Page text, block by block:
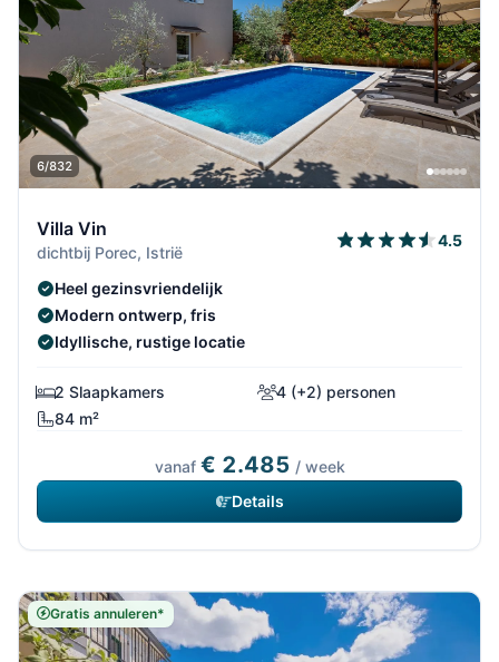
6/832
Villa Vin
dichtbij Porec, Istrië
4.5
Heel gezinsvriendelijk
Modern ontwerp, fris
Idyllische, rustige locatie
2 Slaapkamers
4 (+2) personen
84 m²
vanaf € 2.485 / week
Details
Gratis annuleren*